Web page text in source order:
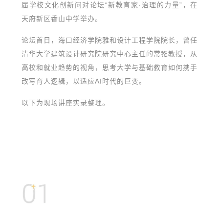
届学校文化创新问对论坛“新教育家·治理的力量”，在
天府新区香山中学举办。
论坛首日，海口经济学院雅和设计工程学院院长，曾任
清华大学建筑设计研究院研究中心主任的常镪教授，从
高校和就业趋势的视角，思考大学与基础教育如何携手
改写育人逻辑，以适应AI时代的巨变。
以下为现场讲座实录整理。